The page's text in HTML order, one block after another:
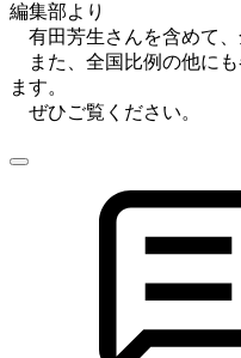
編集部より
有田芳生さんを含めて、
また、全国比例の他にも
ます。
ぜひご覧ください。